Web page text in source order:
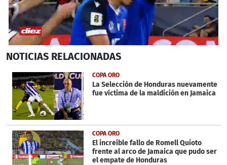
seconds
1
minute,
43
seconds
NOTICIAS RELACIONADAS
COPA ORO
La Selección de Honduras nuevamente
fue víctima de la maldición en Jamaica
COPA ORO
El increíble fallo de Romell Quioto
frente al arco de Jamaica que pudo ser
el empate de Honduras